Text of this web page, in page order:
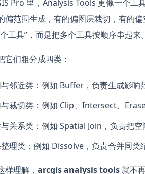
Pro 里，Analysis Tools 更像一个工
偏范围生成，有的偏图层裁切，有的
工具”，而是把多个工具按顺序串起来。
它们粗分成四类：
邻近类：例如 Buffer，负责生成影响
裁切类：例如 Clip、Intersect、
关系类：例如 Spatial Join，负责把空
理类：例如 Dissolve，负责合并同类
样理解， arcgis analysis tools就不